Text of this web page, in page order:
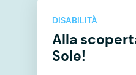
DISABILITÀ
Alla
Sole!